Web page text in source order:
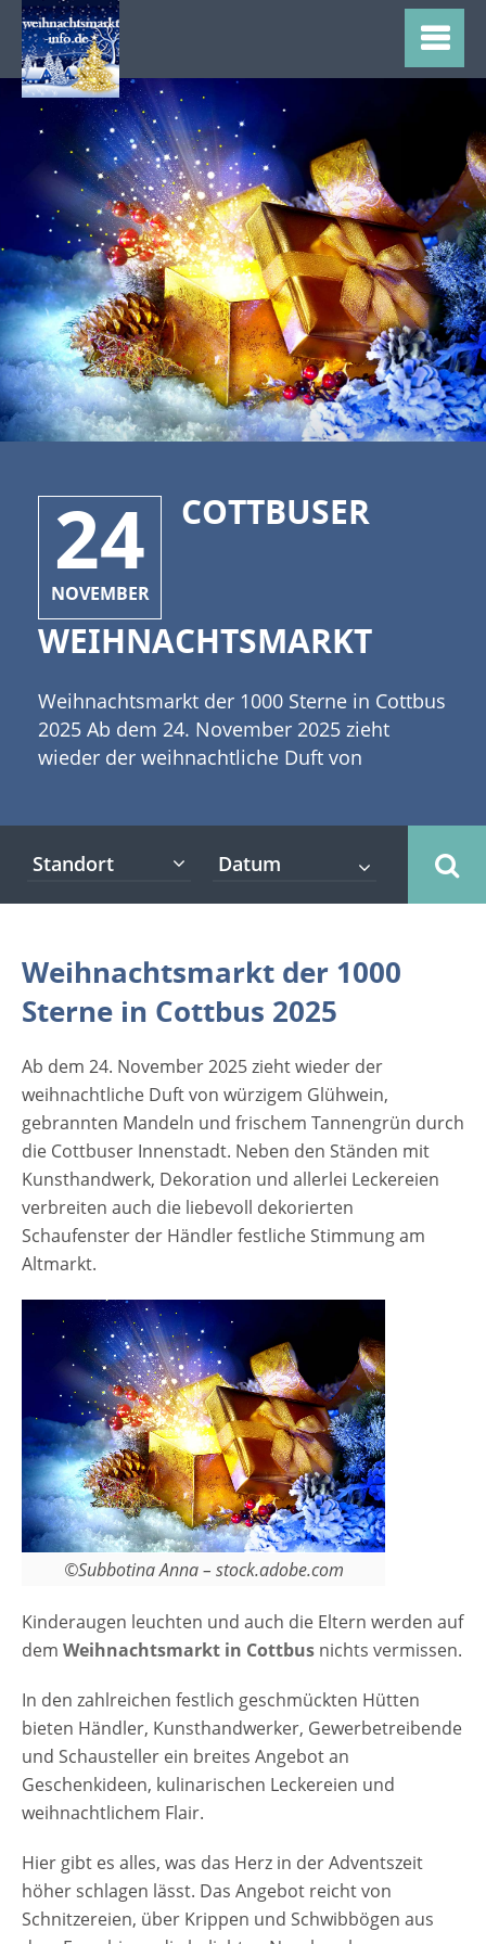
24
NOVEMBER
COTTBUSER
WEIHNACHTSMARKT
Weihnachtsmarkt der 1000 Sterne in Cottbus
2025 Ab dem 24. November 2025 zieht
wieder der weihnachtliche Duft von
mit Kunsthandwerk, Dekoration und allerlei
Leckereien verbreiten auch die liebevoll
festliche Stimmung am Altmarkt. [caption
id="attachment_3841" align="alignleft"
width="335"] ©Subbotina Anna -
leuchten und auch die Eltern werden auf
dem Weihnachtsmarkt in Cottbus nichts
vermissen. In den zahlreichen festlich
geschmückten Hütten bieten Händler,
Kunsthandwerker, Gewerbetreibende und
Schausteller ein breites Angebot an
Geschenkideen, kulinarischen Leckereien
und weihnachtlichem Flair. Hier gibt es alles,
was das Herz in der Adventszeit höher
schlagen lässt. Das Angebot reicht von
Schnitzereien, über Krippen und
Schwibbögen aus dem Erzgebirge, die
beliebten Nussknacker, wärmende Schaffelle
bis hin zu wunderschönen
Weihnachtskugeln. Da sollte auch etwas für
ihren Geschmack dabei sein. Vielleicht ist es
auch das eine besondere Geschenk, das
ihnen noch für den Gabentisch fehlt. [rule
type="basic"] Anzeige Termine und
der 1000 Sterne 2025 24.11.2025 - 27.12.2025
täglich 11 - 19 Uhr Eintritt Cottbuser
Weihnachtsmarkt der 1000 Sterne 2025
Eintritt ist frei Veranstaltungsort Cottbuser
Weihnachtsmarkt der 1000 Sterne 2025
03046 Cottbus Innenstadt von Cottbus:
Altmarkt, Spremberger Straße,
Standort
Weihnachtsmarkt der 1000
Sterne in Cottbus 2025
Ab dem 24. November 2025 zieht wieder der
weihnachtliche Duft von würzigem Glühwein,
gebrannten Mandeln und frischem Tannengrün durch
die Cottbuser Innenstadt. Neben den Ständen mit
Kunsthandwerk, Dekoration und allerlei Leckereien
verbreiten auch die liebevoll dekorierten
Schaufenster der Händler festliche Stimmung am
Altmarkt.
©Subbotina Anna – stock.adobe.com
Kinderaugen leuchten und auch die Eltern werden auf
dem Weihnachtsmarkt in Cottbus nichts vermissen.
In den zahlreichen festlich geschmückten Hütten
bieten Händler, Kunsthandwerker, Gewerbetreibende
und Schausteller ein breites Angebot an
Geschenkideen, kulinarischen Leckereien und
weihnachtlichem Flair.
Hier gibt es alles, was das Herz in der Adventszeit
höher schlagen lässt. Das Angebot reicht von
Schnitzereien, über Krippen und Schwibbögen aus